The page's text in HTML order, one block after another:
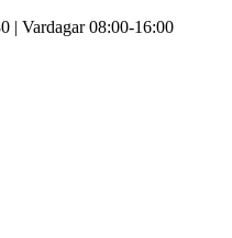
| Vardagar 08:00-16:00